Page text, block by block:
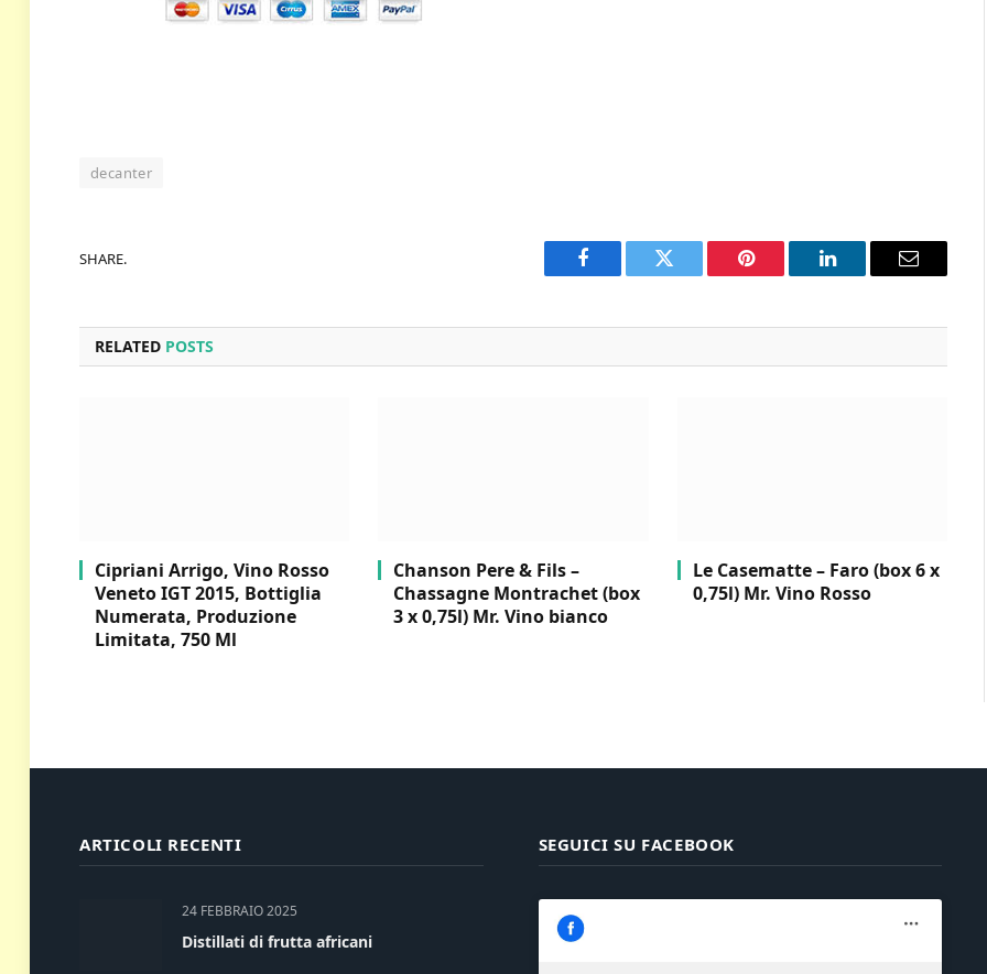
decanter
SHARE.
Facebook Twitter Pinterest LinkedIn Email
RELATED POSTS
Cipriani Arrigo, Vino Rosso
Veneto IGT 2015, Bottiglia
Numerata, Produzione
Limitata, 750 Ml
Chanson Pere & Fils –
Chassagne Montrachet (box
3 x 0,75l) Mr. Vino bianco
Le Casematte – Faro (box 6 x
0,75l) Mr. Vino Rosso
ARTICOLI RECENTI
24 FEBBRAIO 2025
Distillati di frutta africani
SEGUICI SU FACEBOOK